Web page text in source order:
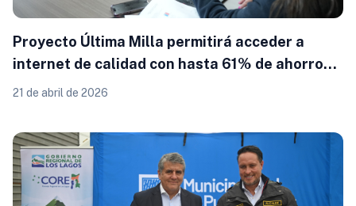
Proyecto Última Milla permitirá acceder a
internet de calidad con hasta 61% de ahorro
en Los Lagos
21 de abril de 2026